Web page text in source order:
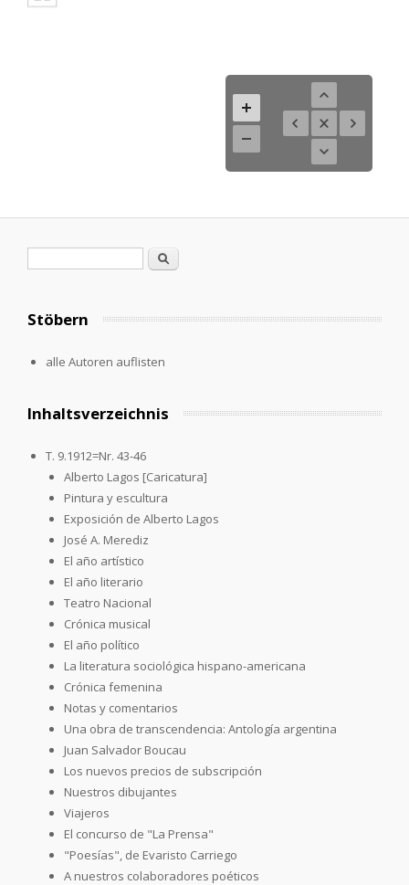
Search
Stöbern
alle Autoren auflisten
Inhaltsverzeichnis
T. 9.1912=Nr. 43-46
Alberto Lagos [Caricatura]
Pintura y escultura
Exposición de Alberto Lagos
José A. Merediz
El año artístico
El año literario
Teatro Nacional
Crónica musical
El año político
La literatura sociológica hispano-americana
Crónica femenina
Notas y comentarios
Una obra de transcendencia: Antología argentina
Juan Salvador Boucau
Los nuevos precios de subscripción
Nuestros dibujantes
Viajeros
El concurso de "La Prensa"
"Poesías", de Evaristo Carriego
A nuestros colaboradores poéticos